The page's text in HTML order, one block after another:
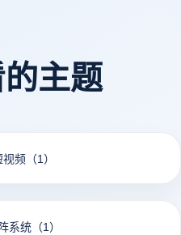
主题
视频 （1）
系统 （1）